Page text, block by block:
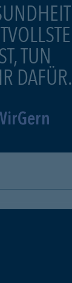
TUN
DAFÜR.